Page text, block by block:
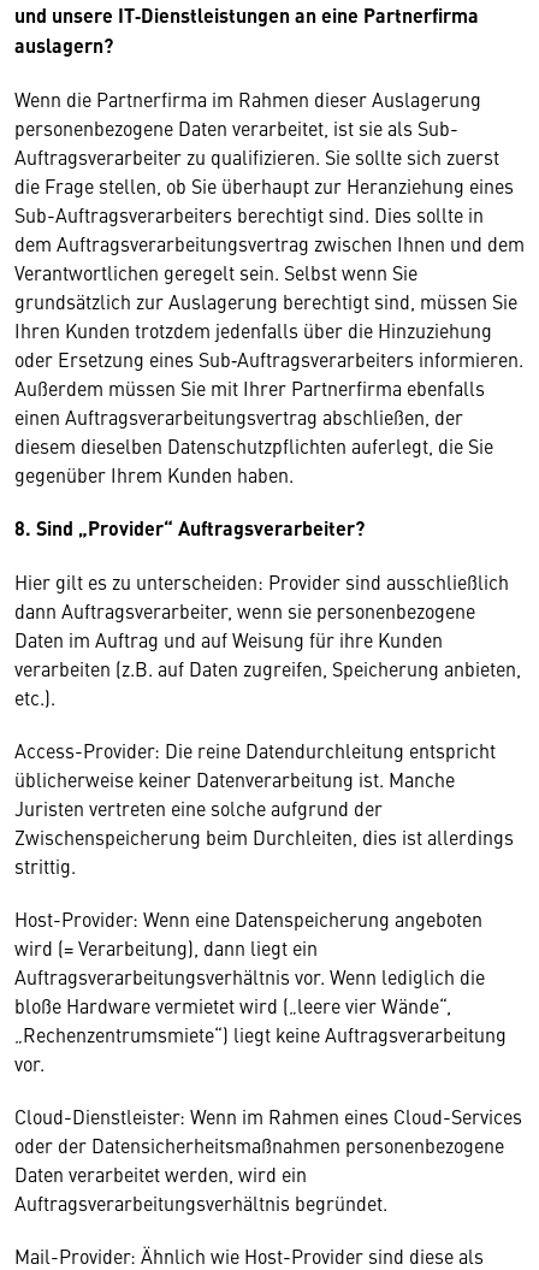
und unsere IT‑Dienstleistungen an eine Partnerfirma
auslagern?
Wenn die Partnerfirma im Rahmen dieser Auslagerung
personenbezogene Daten verarbeitet, ist sie als Sub-
Auftragsverarbeiter zu qualifizieren. Sie sollte sich zuerst
die Frage stellen, ob Sie überhaupt zur Heranziehung eines
Sub-Auftragsverarbeiters berechtigt sind. Dies sollte in
dem Auftragsverarbeitungsvertrag zwischen Ihnen und dem
Verantwortlichen geregelt sein. Selbst wenn Sie
grundsätzlich zur Auslagerung berechtigt sind, müssen Sie
Ihren Kunden trotzdem jedenfalls über die Hinzuziehung
oder Ersetzung eines Sub‑Auftragsverarbeiters informieren.
Außerdem müssen Sie mit Ihrer Partnerfirma ebenfalls
einen Auftragsverarbeitungsvertrag abschließen, der
diesem dieselben Datenschutzpflichten auferlegt, die Sie
gegenüber Ihrem Kunden haben.
8. Sind „Provider“ Auftragsverarbeiter?
Hier gilt es zu unterscheiden: Provider sind ausschließlich
dann Auftragsverarbeiter, wenn sie personenbezogene
Daten im Auftrag und auf Weisung für ihre Kunden
verarbeiten (z.B. auf Daten zugreifen, Speicherung anbieten,
etc.).
Access-Provider: Die reine Datendurchleitung entspricht
üblicherweise keiner Datenverarbeitung ist. Manche
Juristen vertreten eine solche aufgrund der
Zwischenspeicherung beim Durchleiten, dies ist allerdings
strittig.
Host-Provider: Wenn eine Datenspeicherung angeboten
wird (= Verarbeitung), dann liegt ein
Auftragsverarbeitungsverhältnis vor. Wenn lediglich die
bloße Hardware vermietet wird („leere vier Wände“,
„Rechenzentrumsmiete“) liegt keine Auftragsverarbeitung
vor.
Cloud-Dienstleister: Wenn im Rahmen eines Cloud-Services
oder der Datensicherheitsmaßnahmen personenbezogene
Daten verarbeitet werden, wird ein
Auftragsverarbeitungsverhältnis begründet.
Mail-Provider: Ähnlich wie Host-Provider sind diese als